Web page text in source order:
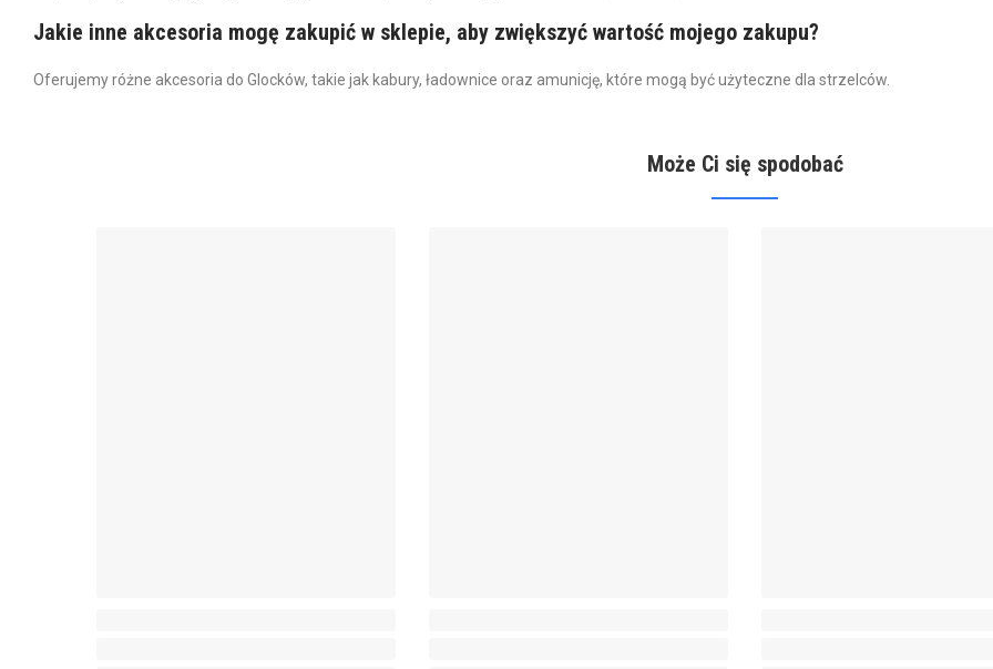
Jakie inne akcesoria mogę zakupić w sklepie, aby zwiększyć wartość mojego zakupu?
Oferujemy różne akcesoria do Glocków, takie jak kabury, ładownice oraz amunicję, które mogą być użyteczne dla strzelców.
Może Ci się spodobać